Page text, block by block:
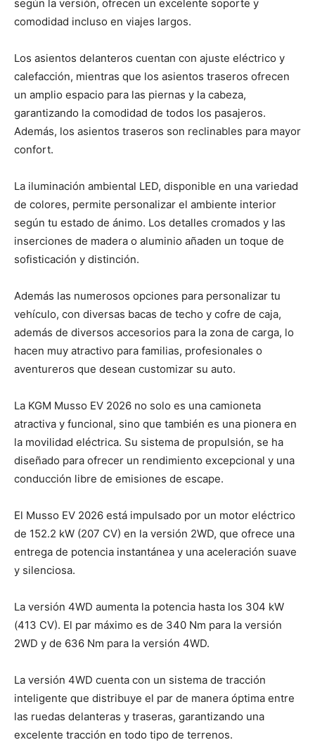
según la versión, ofrecen un excelente soporte y
comodidad incluso en viajes largos.
Los asientos delanteros cuentan con ajuste eléctrico y
calefacción, mientras que los asientos traseros ofrecen
un amplio espacio para las piernas y la cabeza,
garantizando la comodidad de todos los pasajeros.
Además, los asientos traseros son reclinables para mayor
confort.
La iluminación ambiental LED, disponible en una variedad
de colores, permite personalizar el ambiente interior
según tu estado de ánimo. Los detalles cromados y las
inserciones de madera o aluminio añaden un toque de
sofisticación y distinción.
Además las numerosos opciones para personalizar tu
vehículo, con diversas bacas de techo y cofre de caja,
además de diversos accesorios para la zona de carga, lo
hacen muy atractivo para familias, profesionales o
aventureros que desean customizar su auto.
La KGM Musso EV 2026 no solo es una camioneta
atractiva y funcional, sino que también es una pionera en
la movilidad eléctrica. Su sistema de propulsión, se ha
diseñado para ofrecer un rendimiento excepcional y una
conducción libre de emisiones de escape.
El Musso EV 2026 está impulsado por un motor eléctrico
de 152.2 kW (207 CV) en la versión 2WD, que ofrece una
entrega de potencia instantánea y una aceleración suave
y silenciosa.
La versión 4WD aumenta la potencia hasta los 304 kW
(413 CV). El par máximo es de 340 Nm para la versión
2WD y de 636 Nm para la versión 4WD.
La versión 4WD cuenta con un sistema de tracción
inteligente que distribuye el par de manera óptima entre
las ruedas delanteras y traseras, garantizando una
excelente tracción en todo tipo de terrenos.